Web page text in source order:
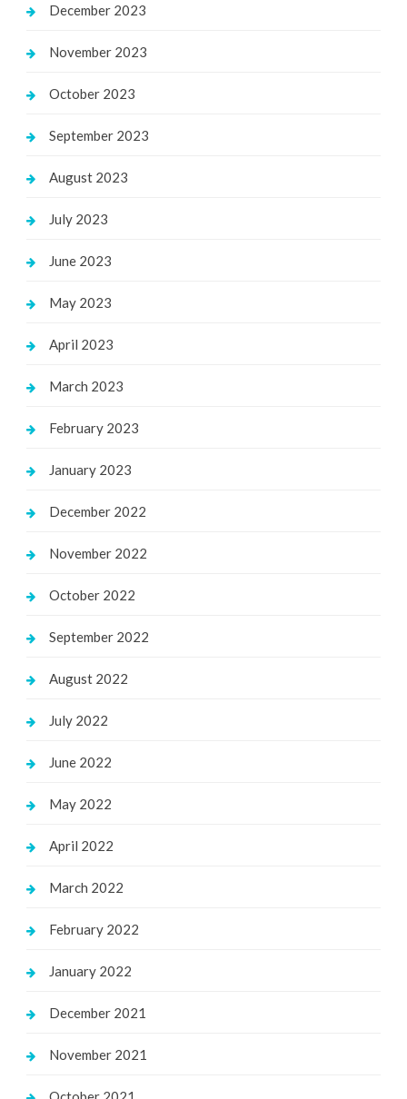
December 2023
November 2023
October 2023
September 2023
August 2023
July 2023
June 2023
May 2023
April 2023
March 2023
February 2023
January 2023
December 2022
November 2022
October 2022
September 2022
August 2022
July 2022
June 2022
May 2022
April 2022
March 2022
February 2022
January 2022
December 2021
November 2021